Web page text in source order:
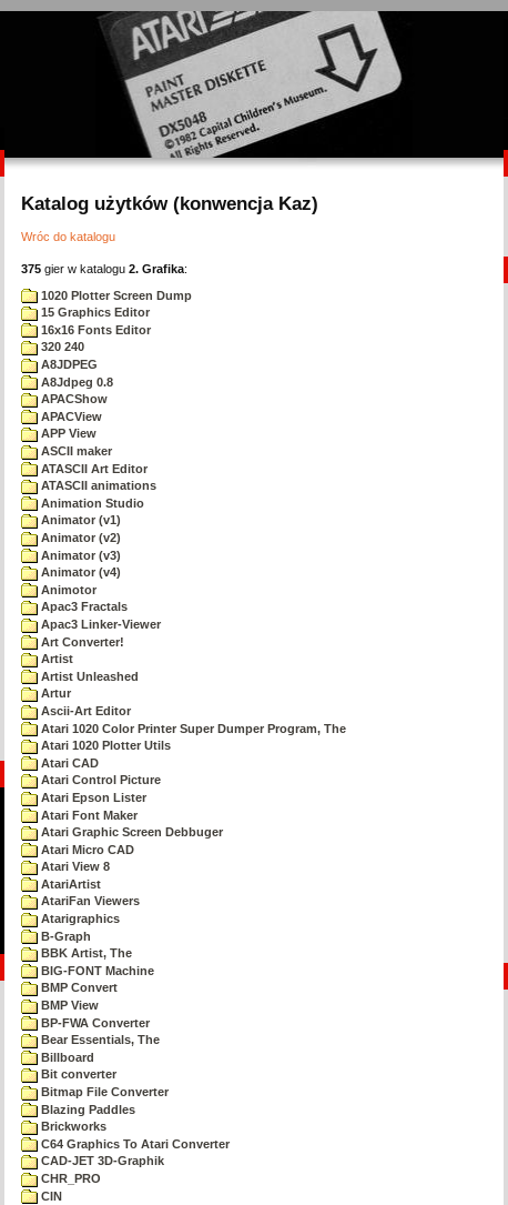
Katalog użytków (konwencja Kaz)
Wróc do katalogu
375 gier w katalogu 2. Grafika:
1020 Plotter Screen Dump
15 Graphics Editor
16x16 Fonts Editor
320 240
A8JDPEG
A8Jdpeg 0.8
APACShow
APACView
APP View
ASCII maker
ATASCII Art Editor
ATASCII animations
Animation Studio
Animator (v1)
Animator (v2)
Animator (v3)
Animator (v4)
Animotor
Apac3 Fractals
Apac3 Linker-Viewer
Art Converter!
Artist
Artist Unleashed
Artur
Ascii-Art Editor
Atari 1020 Color Printer Super Dumper Program, The
Atari 1020 Plotter Utils
Atari CAD
Atari Control Picture
Atari Epson Lister
Atari Font Maker
Atari Graphic Screen Debbuger
Atari Micro CAD
Atari View 8
AtariArtist
AtariFan Viewers
Atarigraphics
B-Graph
BBK Artist, The
BIG-FONT Machine
BMP Convert
BMP View
BP-FWA Converter
Bear Essentials, The
Billboard
Bit converter
Bitmap File Converter
Blazing Paddles
Brickworks
C64 Graphics To Atari Converter
CAD-JET 3D-Graphik
CHR_PRO
CIN